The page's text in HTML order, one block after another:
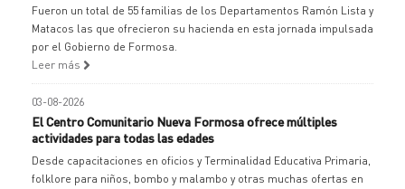
Fueron un total de 55 familias de los Departamentos Ramón Lista y
Matacos las que ofrecieron su hacienda en esta jornada impulsada
por el Gobierno de Formosa.
Leer más
03-08-2026
El Centro Comunitario Nueva Formosa ofrece múltiples
actividades para todas las edades
Desde capacitaciones en oficios y Terminalidad Educativa Primaria,
folklore para niños, bombo y malambo y otras muchas ofertas en